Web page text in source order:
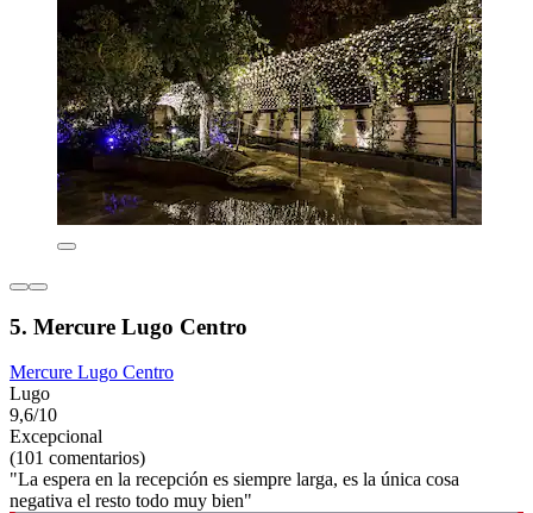
5. Mercure Lugo Centro
Mercure Lugo Centro
Lugo
9,6/10
Excepcional
(101 comentarios)
"La espera en la recepción es siempre larga, es la única cosa
negativa el resto todo muy bien"